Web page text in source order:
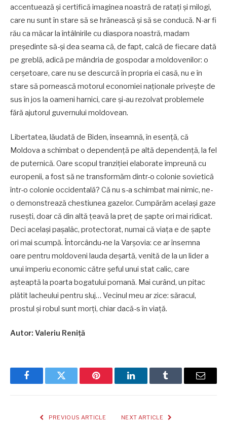
accentuează și certifică imaginea noastră de ratați și milogi,
care nu sunt în stare să se hrănească și să se conducă. N-ar fi
rău ca măcar la întâlnirile cu diaspora noastră, madam
președinte să-și dea seama că, de fapt, calcă de fiecare dată
pe greblă, adică pe mândria de gospodar a moldovenilor: o
cerșetoare, care nu se descurcă în propria ei casă, nu e în
stare să pornească motorul economiei naționale privește de
sus în jos la oameni harnici, care și-au rezolvat problemele
fără ajutorul guvernului moldovean.
Libertatea, lăudată de Biden, înseamnă, în esență, că
Moldova a schimbat o dependență pe altă dependență, la fel
de puternică. Oare scopul tranziției elaborate împreună cu
europenii, a fost să ne transformăm dintr-o colonie sovietică
într-o colonie occidentală? Că nu s-a schimbat mai nimic, ne-
o demonstrează chestiunea gazelor. Cumpărăm același gaze
rusești, doar că din altă țeavă la preț de șapte ori mai ridicat.
Deci același pașalâc, protectorat, numai că viața e de șapte
ori mai scumpă. Întorcându-ne la Varșovia: ce ar însemna
oare pentru moldoveni lauda deșartă, venită de la un lider a
unui imperiu economic către șeful unui stat calic, care
așteaptă la poarta bogatului pomană. Mai curând, un pitac
plătit lacheului pentru sluj… Vecinul meu ar zice: săracul,
prostul şi robul sunt morţi, chiar dacă-s în viaţă.
Autor: Valeriu Reniță
FacebookTwitter Pinterest LinkedInTumblr Email
PREVIOUS ARTICLE NEXT ARTICLE